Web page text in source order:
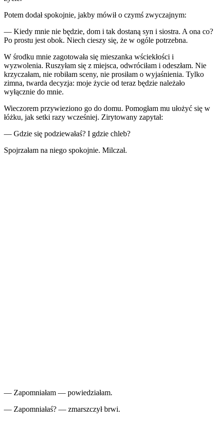
Potem dodał spokojnie, jakby mówił o czymś zwyczajnym:
— Kiedy mnie nie będzie, dom i tak dostaną syn i siostra. A ona co?
Po prostu jest obok. Niech cieszy się, że w ogóle potrzebna.
W środku mnie zagotowała się mieszanka wściekłości i
wyzwolenia. Ruszyłam się z miejsca, odwróciłam i odeszłam. Nie
krzyczałam, nie robiłam sceny, nie prosiłam o wyjaśnienia. Tylko
zimna, twarda decyzja: moje życie od teraz będzie należało
wyłącznie do mnie.
Wieczorem przywieziono go do domu. Pomogłam mu ułożyć się w
łóżku, jak setki razy wcześniej. Zirytowany zapytał:
— Gdzie się podziewałaś? I gdzie chleb?
Spojrzałam na niego spokojnie. Milczał.
— Zapomniałam — powiedziałam.
— Zapomniałaś? — zmarszczył brwi.